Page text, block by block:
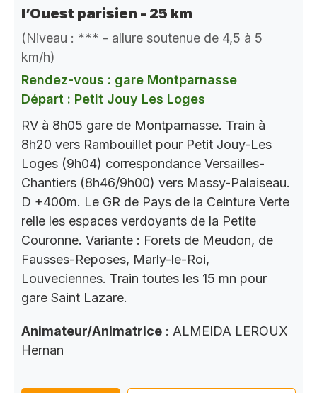
l’Ouest parisien - 25 km
(Niveau : *** - allure soutenue de 4,5 à 5
km/h)
Rendez-vous : gare Montparnasse
Départ : Petit Jouy Les Loges
RV à 8h05 gare de Montparnasse. Train à
8h20 vers Rambouillet pour Petit Jouy-Les
Loges (9h04) correspondance Versailles-
Chantiers (8h46/9h00) vers Massy-Palaiseau.
D +400m. Le GR de Pays de la Ceinture Verte
relie les espaces verdoyants de la Petite
Couronne. Variante : Forets de Meudon, de
Fausses-Reposes, Marly-le-Roi,
Louveciennes. Train toutes les 15 mn pour
gare Saint Lazare.
Animateur/Animatrice : ALMEIDA LEROUX
Hernan